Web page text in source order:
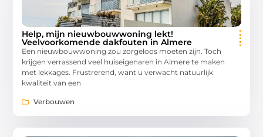
Help, mijn nieuwbouwwoning lekt!
Veelvoorkomende dakfouten in Almere
Een nieuwbouwwoning zou zorgeloos moeten zijn. Toch
krijgen verrassend veel huiseigenaren in Almere te maken
met lekkages. Frustrerend, want u verwacht natuurlijk
kwaliteit van een
Verbouwen